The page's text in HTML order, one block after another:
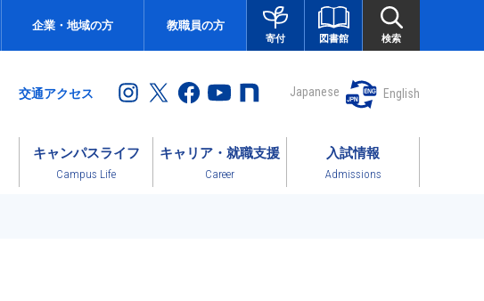
企業・地域の方 教職員の方
寄付 図書館 検索
交通アクセス Japanese English
キャンパスライフ
Campus Life
キャリア・就職支援
Career
入試情報
Admissions